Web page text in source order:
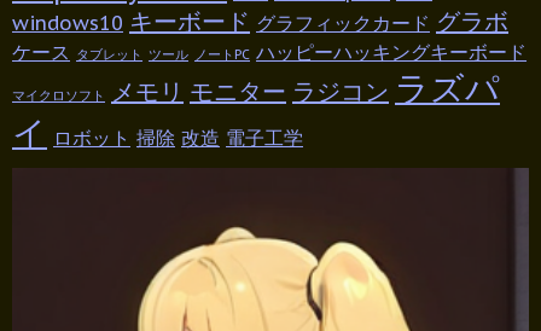
windows10 キーボード グラフィックカード グラボ
ケース タブレット ツール ノートPC ハッピーハッキングキーボード
マイクロソフト メモリ モニター ラジコン ラズパ
イ
ロボット 掃除 改造 電子工学